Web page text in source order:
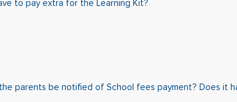
to pay extra for the Learning Kit?
parents be notified of School fees payment? Does it